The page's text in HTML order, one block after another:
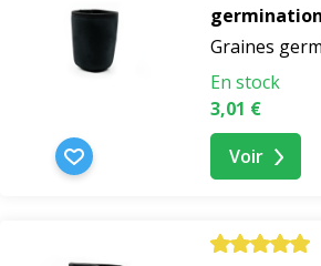
Graines
En stock
3,01 €
Voir